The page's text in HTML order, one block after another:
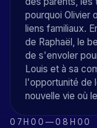
pourquoi Olivier
liens familiaux.
de Raphaël, le
de s'envoler
Louis et à sa
l'opportunité de
nouvelle vie où
07H00 —08H00